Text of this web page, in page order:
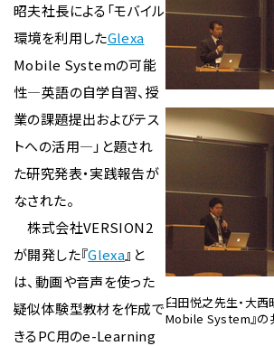
臼田悦之先生・大西
Mobile System』の
昭夫社長による「モバイル
環境を利用したGlexa
Mobile Systemの可能
性―英語の自学自習、授
業の課題提出およびテス
トへの活用―」と題され
た研究発表・実践報告が
なされた。
株式会社VERSION2
が開発した『Glexa』と
は、動画や音声を使った
疑似体験型教材を作成で
きるPC用のe-Learning